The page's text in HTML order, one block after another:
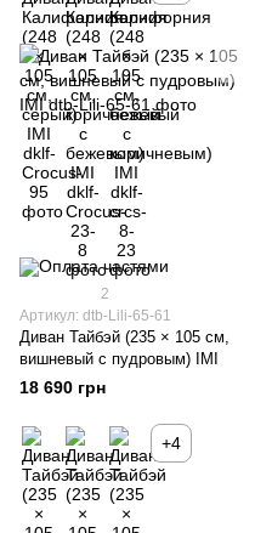
2
Артикул: dtb-Lili-65-61
Диван Тайбэй (235 × 105 см,
вишневый с пудровым) IMI
18 690 грн
+4